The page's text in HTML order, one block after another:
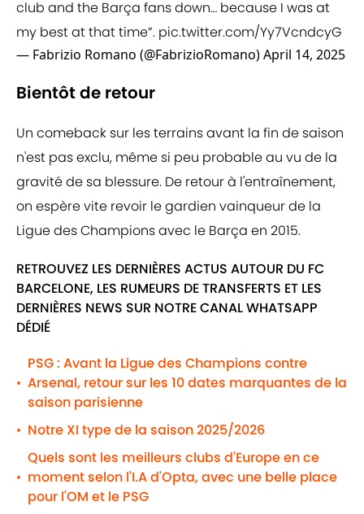
club and the Barça fans down… because I was at
my best at that time”. pic.twitter.com/Yy7VcndcyG
— Fabrizio Romano (@FabrizioRomano)April 14, 2025
Bientôt de retour
Un comeback sur les terrains avant la fin de saison
n'est pas exclu, même si peu probable au vu de la
gravité de sa blessure. De retour à l'entraînement,
on espère vite revoir le gardien vainqueur de la
Ligue des Champions avec le Barça en 2015.
RETROUVEZ LES DERNIÈRES ACTUS AUTOUR DU FC
BARCELONE, LES RUMEURS DE TRANSFERTS ET LES
DERNIÈRES NEWS SUR NOTRE CANAL WHATSAPP
DÉDIÉ
•
PSG : Avant la Ligue des Champions contre
Arsenal, retour sur les 10 dates marquantes de la
saison parisienne
• Notre XI type de la saison 2025/2026
•
Quels sont les meilleurs clubs d'Europe en ce
moment selon l'I.A d'Opta, avec une belle place
pour l'OM et le PSG